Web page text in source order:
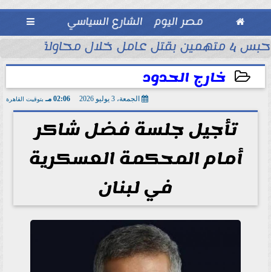
 مصر اليوم الشارع السياسي 
..” محمد...حبس 4 متهمين بقتل عامل خلال محاولة سرقة دراجة نارية في المنوفية
خارج الحدود
الجمعة، 3 يوليو 2026 02:06 مـ بتوقيت القاهرة
تأجيل جلسة فضل شاكر
أمام المحكمة العسكرية
في لبنان